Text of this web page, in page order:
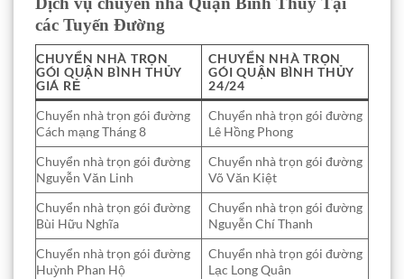
các Tuyến Đường
CHUYỂN NHÀ TRỌN
GÓI QUẬN BÌNH THỦY
GIÁ RẺ
CHUYỂN NHÀ TRỌN
GÓI QUẬN BÌNH THỦY
24/24
Chuyển nhà trọn gói đường
Cách mạng Tháng 8
Chuyển nhà trọn gói đường
Lê Hồng Phong
Chuyển nhà trọn gói đường
Nguyễn Văn Linh
Chuyển nhà trọn gói đường
Võ Văn Kiệt
Chuyển nhà trọn gói đường
Bùi Hữu Nghĩa
Chuyển nhà trọn gói đường
Nguyễn Chí Thanh
Chuyển nhà trọn gói đường
Huỳnh Phan Hộ
Chuyển nhà trọn gói đường
Lạc Long Quân